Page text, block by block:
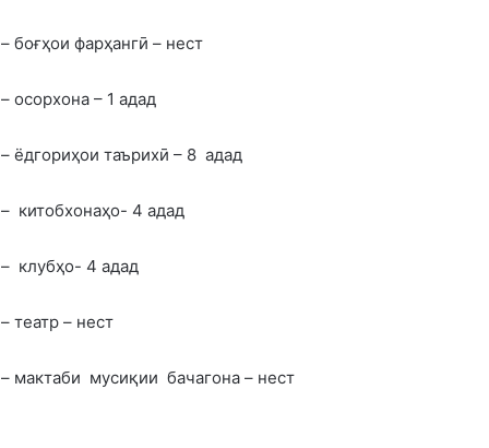
– боғҳои фарҳангӣ – нест
– осорхона – 1 адад
– ёдгориҳои таърихӣ – 8 адад
– китобхонаҳо- 4 адад
– клубҳо- 4 адад
– театр – нест
– мактаби мусиқии бачагона – нест